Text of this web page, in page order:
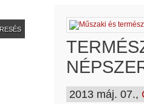
2013 máj. 07.,